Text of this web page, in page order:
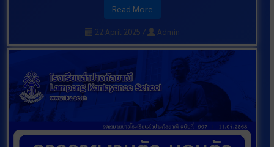
Read More
22 April 2025 / Admin